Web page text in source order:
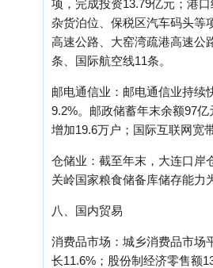
项，完成投资13.79亿元；港
杂货泊位、保税区汽车码头等
高速公路、大窑湾疏港高速公
条、国际航空线11条。
邮电通信业：邮电通信业持续
9.2%。邮政储蓄年末余额97
增加19.6万户；国际互联网宽
仓储业：截至年末，大连口岸
关岭国家粮食储备库储存能力
八、国内贸易
消费品市场：城乡消费品市场
长11.6%；股份制经济零售额